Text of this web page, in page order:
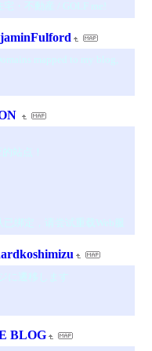
・不動産 / GOLF me!
mapped to my blog,
站点！
绑定，请尝试重载Web服
遷移します
BLOG